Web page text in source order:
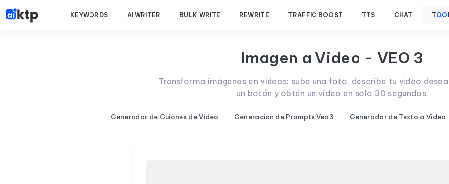
KEYWORDS AI WRITER BULK WRITE REWRITE TRAFFIC BOOST TTS CHAT TOO
Imagen a Video - VEO 3
Transforma imágenes en videos: sube una foto, describe tu video
un botón y obtén un video en solo 30 segundos.
Generador de Guiones de Video Generación de Prompts Veo3 Generador de Texto a Video